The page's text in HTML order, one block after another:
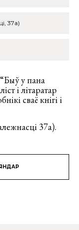
37а)
у пана
і літаратар
сваё кнігі і
37а).